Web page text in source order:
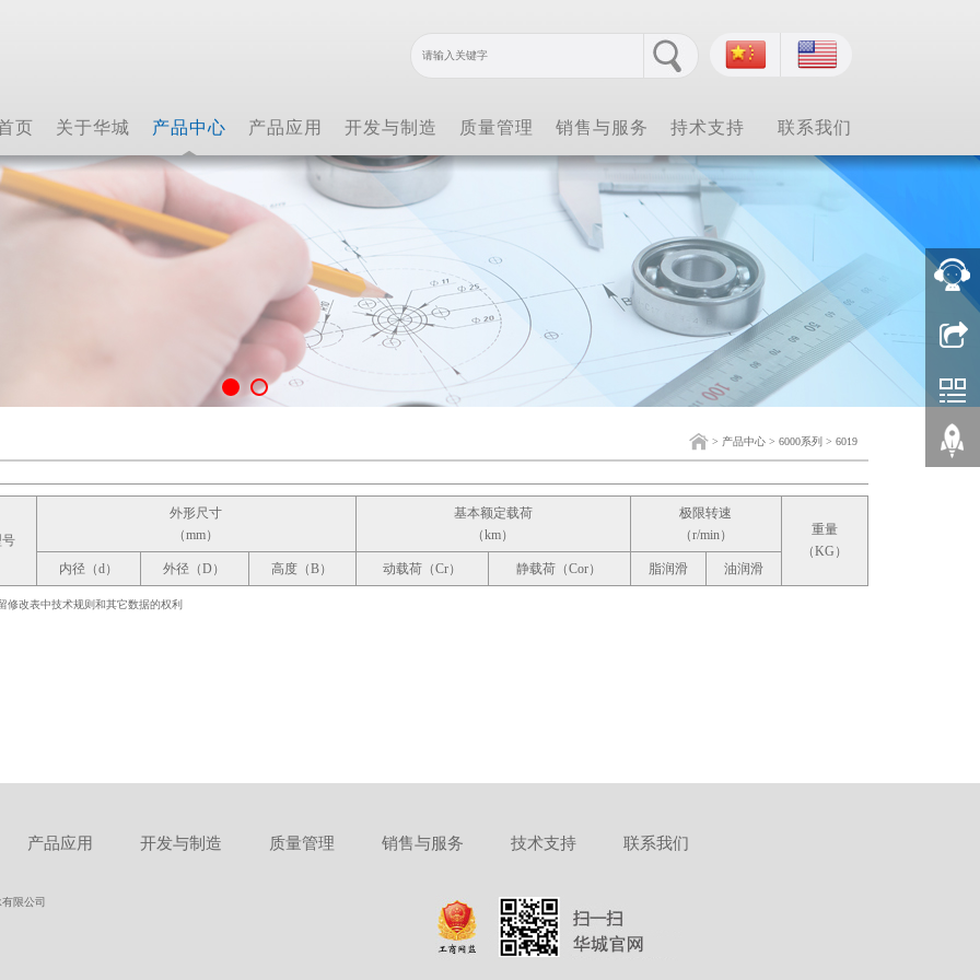
页 关于华城 产品中心 产品应用 开发与制造 质量管理 销售与服务 持术支持 联系我们
> 产品中心 > 6000系列 > 6019
外形尺寸
（mm）
基本额定载荷
（km）
极限转速
（r/min）
重量
（KG）
内径（d）
外径（D） 高度（B） 动载荷（Cr） 静载荷（Cor） 脂润滑 油润滑
修改表中技术规则和其它数据的权利
产品应用 开发与制造 质量管理 销售与服务 技术支持 联系我们
限公司